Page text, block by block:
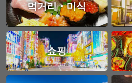
먹거리・미식
쇼핑